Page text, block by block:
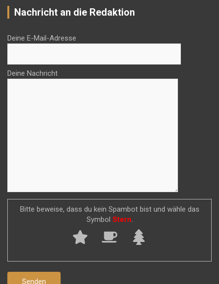
Nachricht an die Redaktion
Deine E-Mail-Adresse
Deine Nachricht
Bitte beweise, dass du kein Spambot bist und wähle das
Symbol Stern.